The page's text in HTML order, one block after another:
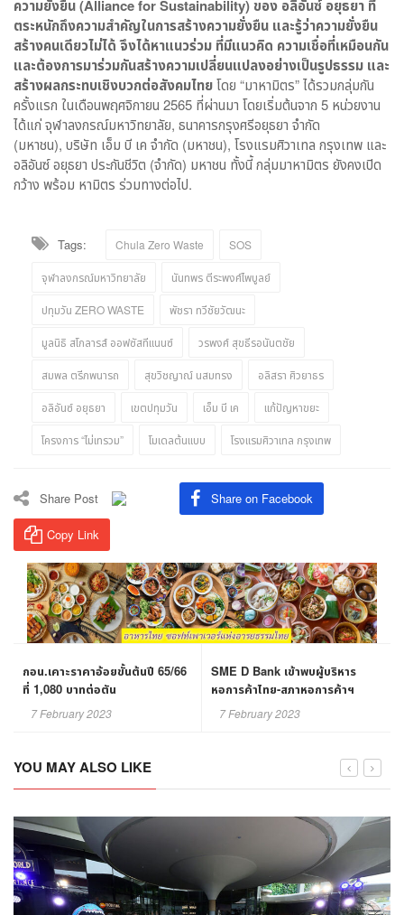
ความยั่งยืน (Alliance for Sustainability) ของ อลิอันซ์ อยุธยา ที่
ตระหนักถึงความสำคัญในการสร้างความยั่งยืน และรู้ว่าความยั่งยืน
สร้างคนเดียวไม่ได้ จึงได้หาแนวร่วม ที่มีแนวคิด ความเชื่อที่เหมือนกัน
และต้องการมาร่วมกันสร้างความเปลี่ยนแปลงอย่างเป็นรูปธรรม และ
สร้างผลกระทบเชิงบวกต่อสังคมไทยโดย “มาหามิตร” ได้รวมกลุ่มกัน
ครั้งแรก ในเดือนพฤศจิกายน 2565 ที่ผ่านมา โดยเริ่มต้นจาก 5 หน่วยงาน
ได้แก่ จุฬาลงกรณ์มหาวิทยาลัย, ธนาคารกรุงศรีอยุธยา จำกัด
(มหาชน), บริษัท เอ็ม บี เค จำกัด (มหาชน), โรงแรมศิวาเทล กรุงเทพ และ
อลิอันซ์ อยุธยา ประกันชีวิต (จำกัด) มหาชน ทั้งนี้ กลุ่มมาหามิตร ยังคงเปิด
กว้าง พร้อม หามิตร ร่วมทางต่อไป.
Tags: Chula Zero Waste SOS
จุฬาลงกรณ์มหาวิทยาลัย นันทพร ตีระพงศ์ไพบูลย์
ปทุมวัน ZERO WASTE พัชรา ทวีชัยวัฒนะ
มูลนิธิ สโกลารส์ ออฟซัสทีแนนซ์ วรพงศ์ สุขธีรอนันตชัย
สมพล ตรีภพนารถ สุขวิชญาณ์ นสมทรง อลิสรา ศิวยาธร
อลิอันซ์ อยุธยา เขตปทุมวัน เอ็ม บี เค แก้ปัญหาขยะ
โครงการ “ไม่เทรวม” โมเดลต้นแบบ โรงแรมศิวาเทล กรุงเทพ
Share Post Share on Facebook
Copy Link
กอน.เคาะราคาอ้อยขั้นต้นปี 65/66
ที่ 1,080 บาทต่อตัน
7 February 2023
SME D Bank เข้าพบผู้บริหาร
หอการค้าไทย-สภาหอการค้าฯ
7 February 2023
YOU MAY ALSO LIKE